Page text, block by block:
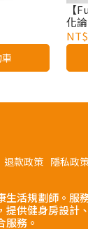
【
化
+重
退款政策 隱私政
生活規劃師。服
提供健身房設計
服務。